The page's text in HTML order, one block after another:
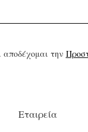
την
Εταιρεία